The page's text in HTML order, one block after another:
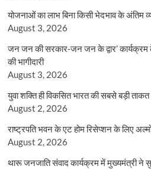
योजनाओं का लाभ बिना किसी भेदभाव के अंतिम
August 3, 2026
जन जन की सरकार-जन जन के द्वार’
की भागीदारी
August 3, 2026
युवा शक्ति ही विकसित भारत की सबसे बड़ी
August 2, 2026
राष्ट्रपति भवन के एट होम रिसेप्शन के लिए
August 2, 2026
थारू जनजाति संवाद कार्यक्रम में मुख्यमंत्री ने